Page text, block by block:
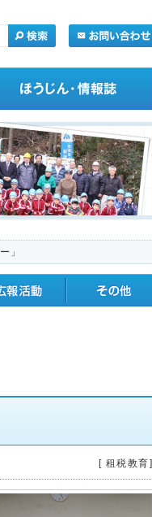
」
動 その他
[ 租税教育]